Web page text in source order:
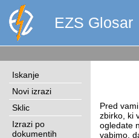
EZS Glosar
Iskanje
Novi izrazi
Sklic
Izrazi po
dokumentih
Pred
zbirko, ki
ogledate
vabimo,